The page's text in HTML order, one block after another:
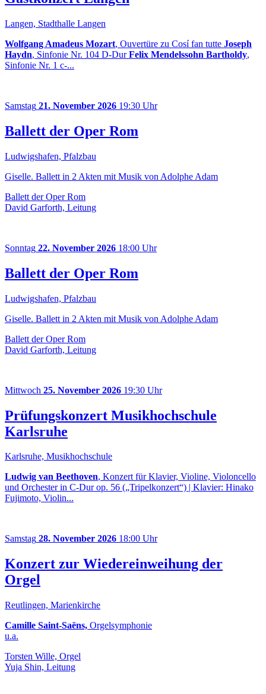
Langen, Stadthalle Langen
Wolfgang Amadeus Mozart, Ouvertüre zu Cosí fan tutte Joseph
Haydn, Sinfonie Nr. 104 D-DurFelix Mendelssohn Bartholdy,
Sinfonie Nr. 1 c-...
Samstag 21. November 2026 19:30 Uhr
Ballett der Oper Rom
Ludwigshafen, Pfalzbau
Giselle. Ballett in 2 Akten mit Musik von Adolphe Adam
Ballett der Oper Rom
David Garforth, Leitung
Sonntag 22. November 2026 18:00 Uhr
Ballett der Oper Rom
Ludwigshafen, Pfalzbau
Giselle. Ballett in 2 Akten mit Musik von Adolphe Adam
Ballett der Oper Rom
David Garforth, Leitung
Mittwoch 25. November 2026 19:30 Uhr
Prüfungskonzert Musikhochschule
Karlsruhe
Karlsruhe, Musikhochschule
Ludwig van Beethoven, Konzert für Klavier, Violine, Violoncello
und Orchester in C-Dur op. 56 („Tripelkonzert“) | Klavier: Hinako
Fujimoto, Violin...
Samstag 28. November 2026 18:00 Uhr
Konzert zur Wiedereinweihung der
Orgel
Reutlingen, Marienkirche
Camille Saint-Saëns, Orgelsymphonie
u.a.
Torsten Wille, Orgel
Yuja Shin, Leitung